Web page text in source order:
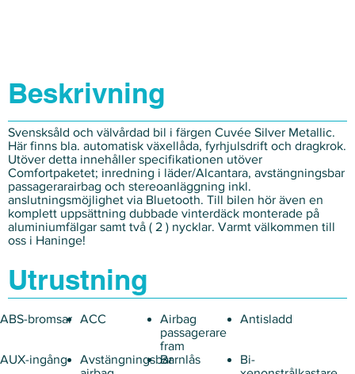
Beskrivning
Svensksåld och välvårdad bil i färgen Cuvée Silver Metallic.
Här finns bla. automatisk växellåda, fyrhjulsdrift och dragkrok.
Utöver detta innehåller specifikationen utöver
Comfortpaketet; inredning i läder/Alcantara, avstängningsbar
passagerarairbag och stereoanläggning inkl.
anslutningsmöjlighet via Bluetooth. Till bilen hör även en
komplett uppsättning dubbade vinterdäck monterade på
aluminiumfälgar samt två ( 2 ) nycklar. Varmt välkommen till
oss i Haninge!
Utrustning
ABS-bromsar ACC
Airbag
passagerare
fram
Antisladd
AUX-ingång
AvstängningsbarBarnlås
Bi-